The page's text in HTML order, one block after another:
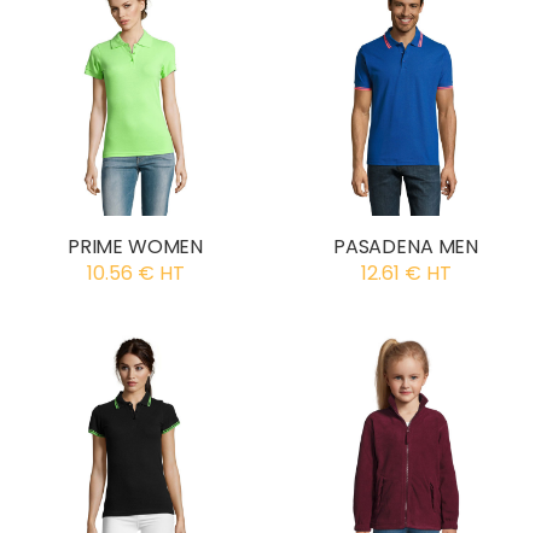
PRIME WOMEN
10.56 € HT
PASADENA MEN
12.61 € HT